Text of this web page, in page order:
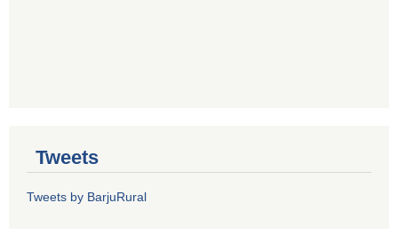
Tweets
Tweets by BarjuRural